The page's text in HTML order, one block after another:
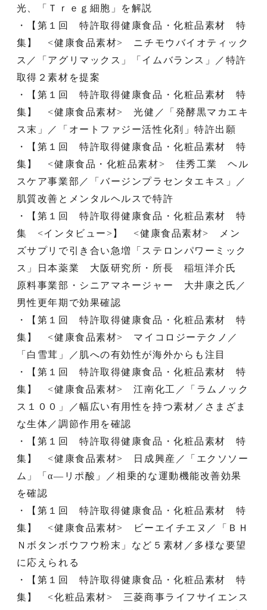
光、「Ｔｒｅｇ細胞」を解説
・【第１回 特許取得健康食品・化粧品素材 特
集】 <健康食品素材> ニチモウバイオティック
ス／「アグリマックス」「イムバランス」／特許
取得２素材を提案
・【第１回 特許取得健康食品・化粧品素材 特
集】 <健康食品素材> 光健／「発酵黒マカエキ
ス末」／「オートファジー活性化剤」特許出願
・【第１回 特許取得健康食品・化粧品素材 特
集】 <健康食品・化粧品素材> 佳秀工業 ヘル
スケア事業部／「バージンプラセンタエキス」／
肌質改善とメンタルヘルスで特許
・【第１回 特許取得健康食品・化粧品素材 特
集 <インタビュー>】 <健康食品素材> メン
ズサプリで引き合い急増「ステロンパワーミック
ス」日本薬業 大阪研究所・所長 稲垣洋介氏
原料事業部・シニアマネージャー 大井康之氏／
男性更年期で効果確認
・【第１回 特許取得健康食品・化粧品素材 特
集】 <健康食品素材> マイコロジーテクノ／
「白雪茸」／肌への有効性が海外からも注目
・【第１回 特許取得健康食品・化粧品素材 特
集】 <健康食品素材> 江南化工／「ラムノック
ス１００」／幅広い有用性を持つ素材／さまざま
な生体／調節作用を確認
・【第１回 特許取得健康食品・化粧品素材 特
集】 <健康食品素材> 日成興産／「エクソソー
ム」「α―リポ酸」／相乗的な運動機能改善効果
を確認
・【第１回 特許取得健康食品・化粧品素材 特
集】 <健康食品素材> ビーエイチエヌ／「ＢＨ
Ｎボタンボウフウ粉末」など５素材／多様な要望
に応えられる
・【第１回 特許取得健康食品・化粧品素材 特
集】 <化粧品素材> 三菱商事ライフサイエンス